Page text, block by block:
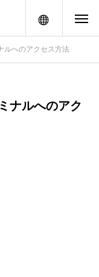
メニュー
ルへのアクセス方法
ナルへのアク